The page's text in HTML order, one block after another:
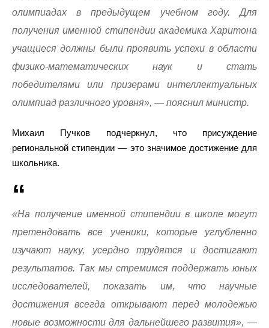
олимпиадах в предыдущем учебном году. Для
получения именной стипендии академика Харитона
учащиеся должны были проявить успехи в области
физико-математических наук и стать
победителями или призерами интеллектуальных
олимпиад различного уровня», — пояснил министр.
Михаил Пучков подчеркнул, что присуждение
региональной стипендии — это значимое достижение для
школьника.
«На получение именной стипендии в школе могут
претендовать все ученики, которые углубленно
изучают науку, усердно трудятся и достигают
результатов. Так мы стремимся поддержать юных
исследователей, показать им, что научные
достижения всегда открывают перед молодежью
новые возможности для дальнейшего развития», —